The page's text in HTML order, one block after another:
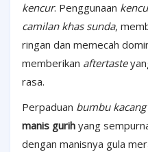
kencur. Penggunaan
camilan khas sunda,
ringan dan memecah
memberikan aftertaste
rasa.
Perpaduan bumbu
manis gurih yang
dengan manisnya gula